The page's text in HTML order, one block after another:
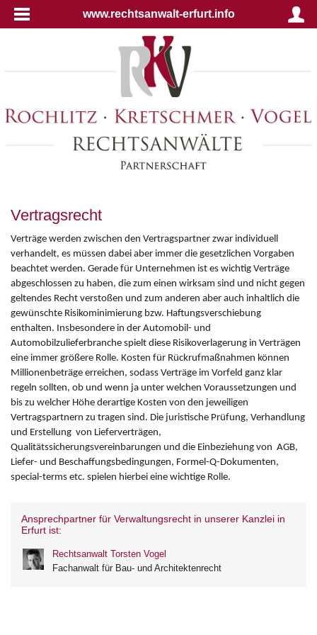
www.rechtsanwalt-erfurt.info
Vertragsrecht
Verträge werden zwischen den Vertragspartner zwar individuell
verhandelt, es müssen dabei aber immer die gesetzlichen Vorgaben
beachtet werden. Gerade für Unternehmen ist es wichtig Verträge
abgeschlossen zu haben, die zum einen wirksam sind und nicht gegen
geltendes Recht verstoßen und zum anderen aber auch inhaltlich die
gewünschte Risikominimierung bzw. Haftungsverschiebung
enthalten. Insbesondere in der Automobil- und
Automobilzulieferbranche spielt diese Risikoverlagerung in Verträgen
eine immer größere Rolle. Kosten für Rückrufmaßnahmen können
Millionenbeträge erreichen, sodass Verträge im Vorfeld ganz klar
regeln sollten, ob und wenn ja unter welchen Voraussetzungen und
bis zu welcher Höhe derartige Kosten von den jeweiligen
Vertragspartnern zu tragen sind. Die juristische Prüfung, Verhandlung
und Erstellung von Lieferverträgen,
Qualitätssicherungsvereinbarungen und die Einbeziehung von AGB,
Liefer- und Beschaffungsbedingungen, Formel-Q-Dokumenten,
special-terms etc. spielen hierbei eine wichtige Rolle.
Ansprechpartner für Verwaltungsrecht in unserer Kanzlei in
Erfurt ist:
Rechtsanwalt Torsten Vogel
Fachanwalt für Bau- und Architektenrecht